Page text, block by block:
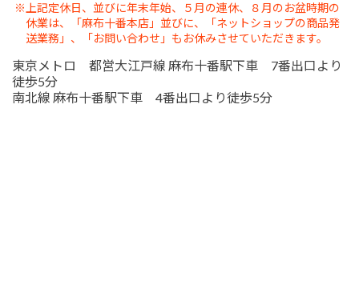
※上記定休日、並びに年末年始、５月の連休、８月のお盆時期の
休業は、「麻布十番本店」並びに、「ネットショップの商品発
送業務」、「お問い合わせ」もお休みさせていただきます。
東京メトロ 都営大江戸線 麻布十番駅下車 7番出口より
徒歩5分
南北線 麻布十番駅下車 4番出口より徒歩5分